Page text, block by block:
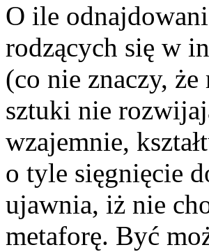
O ile
rodzących się w
(co nie znaczy,
sztuki nie
wzajemnie,
o tyle sięgnięcie
ujawnia, iż nie
metaforę. Być